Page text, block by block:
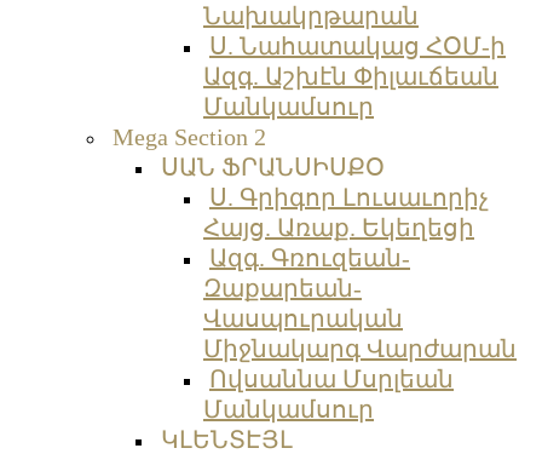
Նախակրթարան
Ս. Նահատակաց ՀՕՄ-ի
Ազգ. Աշխէն Փիլաւճեան
Մանկամսուր
Mega Section 2
ՍԱՆ ՖՐԱՆՍԻՍՔՕ
Ս. Գրիգոր Լուսաւորիչ
Հայց. Առաք. Եկեղեցի
Ազգ. Գռուզեան-
Զաքարեան-
Վասպուրական
Միջնակարգ Վարժարան
Ովսաննա Մսրլեան
Մանկամսուր
ԿԼԵՆՏԷՅԼ